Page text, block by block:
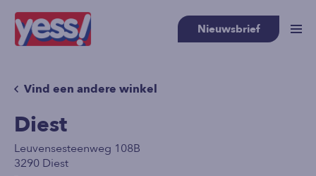
Nieuwsbrief
Vind een andere winkel
Diest
Leuvensesteenweg 108B
3290 Diest